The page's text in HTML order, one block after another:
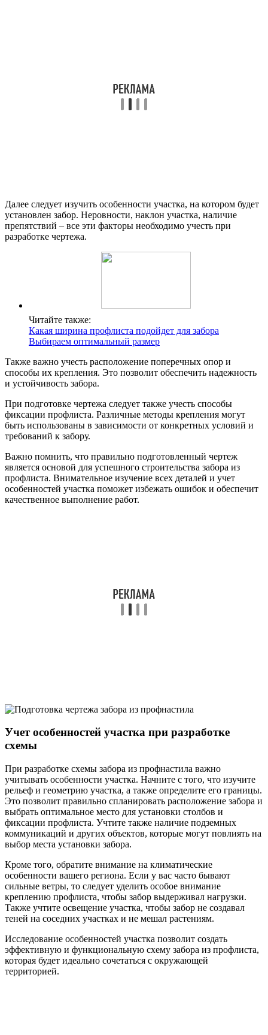
Далее следует изучить особенности участка, на котором будет
установлен забор. Неровности, наклон участка, наличие
препятствий – все эти факторы необходимо учесть при
разработке чертежа.
Читайте также:
Какая ширина профлиста подойдет для забора
Выбираем оптимальный размер
Также важно учесть расположение поперечных опор и
способы их крепления. Это позволит обеспечить надежность
и устойчивость забора.
При подготовке чертежа следует также учесть способы
фиксации профлиста. Различные методы крепления могут
быть использованы в зависимости от конкретных условий и
требований к забору.
Важно помнить, что правильно подготовленный чертеж
является основой для успешного строительства забора из
профлиста. Внимательное изучение всех деталей и учет
особенностей участка поможет избежать ошибок и обеспечит
качественное выполнение работ.
Учет особенностей участка при разработке
схемы
При разработке схемы забора из профнастила важно
учитывать особенности участка. Начните с того, что изучите
рельеф и геометрию участка, а также определите его границы.
Это позволит правильно спланировать расположение забора и
выбрать оптимальное место для установки столбов и
фиксации профлиста. Учтите также наличие подземных
коммуникаций и других объектов, которые могут повлиять на
выбор места установки забора.
Кроме того, обратите внимание на климатические
особенности вашего региона. Если у вас часто бывают
сильные ветры, то следует уделить особое внимание
креплению профлиста, чтобы забор выдерживал нагрузки.
Также учтите освещение участка, чтобы забор не создавал
теней на соседних участках и не мешал растениям.
Исследование особенностей участка позволит создать
эффективную и функциональную схему забора из профлиста,
которая будет идеально сочетаться с окружающей
территорией.